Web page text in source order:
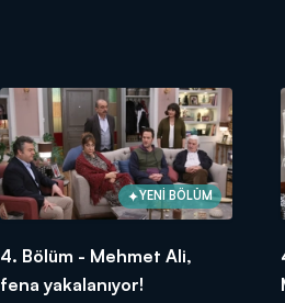
YENİ BÖLÜM
4. Bölüm - Mehmet Ali,
fena yakalanıyor!